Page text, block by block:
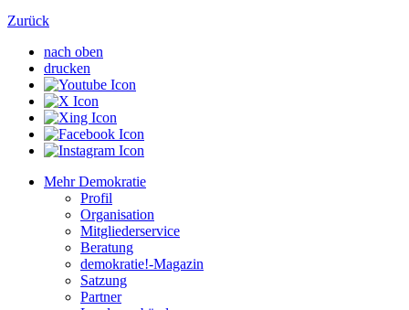
Zurück
nach oben
drucken
Mehr Demokratie
Profil
Organisation
Mitgliederservice
Beratung
demokratie!-Magazin
Satzung
Partner